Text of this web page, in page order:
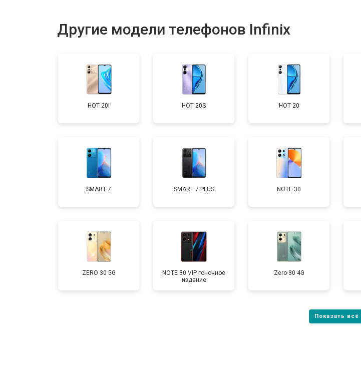
Замена задней крышки
Замена аккумулятора
Замена кнопки включения
Другие модели телефонов Infinix
HOT 20i HOT 20S HOT 20
SMART 7 SMART 7 PLUS NOTE 30
ZERO 30 5G
NOTE 30 VIP гоночное
издание
Zero 30 4G